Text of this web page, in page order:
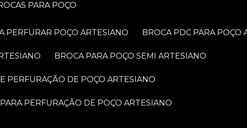
PARA POÇO
PERFURAR POÇO ARTESIANO BROCA PDC PARA POÇO
BROCA PARA POÇO SEMI ARTESIANO
PERFURAÇÃO DE POÇO ARTESIANO
PARA PERFURAÇÃO DE POÇO ARTESIANO